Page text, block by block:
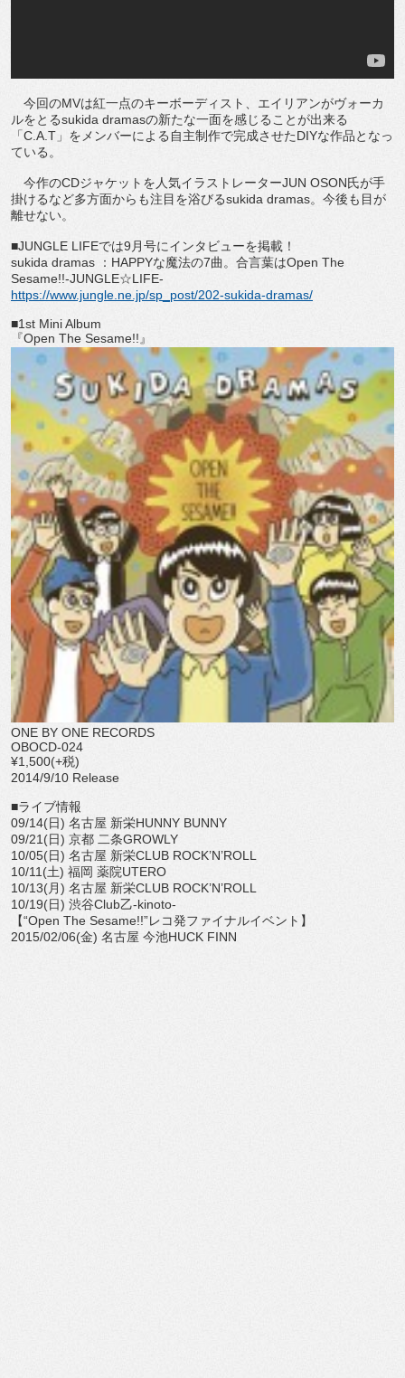
今回のMVは紅一点のキーボーディスト、エイリアンがヴォーカ
ルをとるsukida dramasの新たな一面を感じることが出来る
「C.A.T」をメンバーによる自主制作で完成させたDIYな作品となっ
ている。
今作のCDジャケットを人気イラストレーターJUN OSON氏が手
掛けるなど多方面からも注目を浴びるsukida dramas。今後も目が
離せない。
■JUNGLE LIFEでは9月号にインタビューを掲載！
sukida dramas ：HAPPYな魔法の7曲。合言葉はOpen The
Sesame!!-JUNGLE☆LIFE-
https://www.jungle.ne.jp/sp_post/202-sukida-dramas/
■1st Mini Album
『Open The Sesame!!』
ONE BY ONE RECORDS
OBOCD-024
¥1,500(+税)
2014/9/10 Release
■ライブ情報
09/14(日) 名古屋 新栄HUNNY BUNNY
09/21(日) 京都 二条GROWLY
10/05(日) 名古屋 新栄CLUB ROCK’N’ROLL
10/11(土) 福岡 薬院UTERO
10/13(月) 名古屋 新栄CLUB ROCK’N’ROLL
10/19(日) 渋谷Club乙-kinoto-
【“Open The Sesame!!”レコ発ファイナルイベント】
2015/02/06(金) 名古屋 今池HUCK FINN